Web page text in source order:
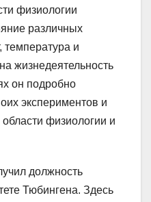
физиологии
различных
температура и
жизнедеятельность
он подробно
экспериментов и
физиологии и
должность
Тюбингена. Здесь